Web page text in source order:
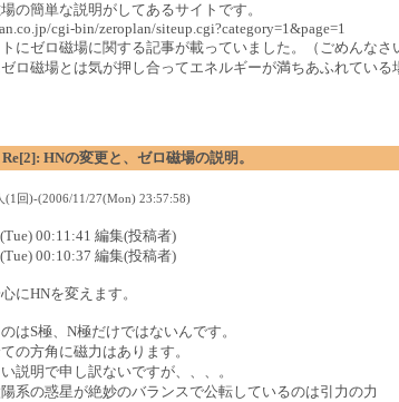
の簡単な説明がしてあるサイトです。
cgi-bin/zeroplan/siteup.cgi?category=1&page=1
にゼロ磁場に関する記事が載っていました。（ごめんなさ
ロ磁場とは気が押し合ってエネルギーが満ちあふれている
Re[2]: HNの変更と、ゼロ磁場の説明。
(1回)-(2006/11/27(Mon) 23:57:58)
00:11:41 編集(投稿者)
00:10:37 編集(投稿者)
にHNを変えます。
はS極、N極だけではないんです。
の方角に磁力はあります。
説明で申し訳ないですが、、、。
系の惑星が絶妙のバランスで公転しているのは引力の力